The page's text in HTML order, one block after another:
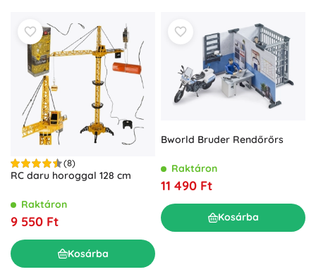
(8)
RC daru horoggal 128 cm
Raktáron
9 550 Ft
Kosárba
Bworld Bruder Rendőrőrs
Raktáron
11 490 Ft
Kosárba